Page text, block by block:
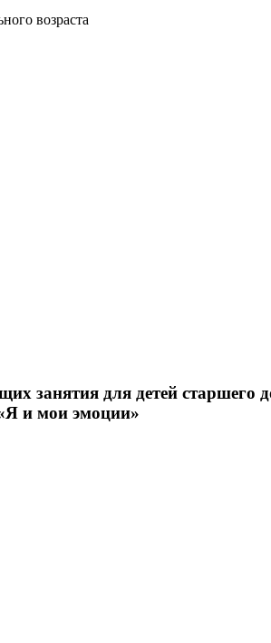
возраста
занятия для детей старшего
и мои эмоции»